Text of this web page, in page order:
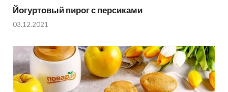
Йогуртовый пирог с персиками
03.12.2021